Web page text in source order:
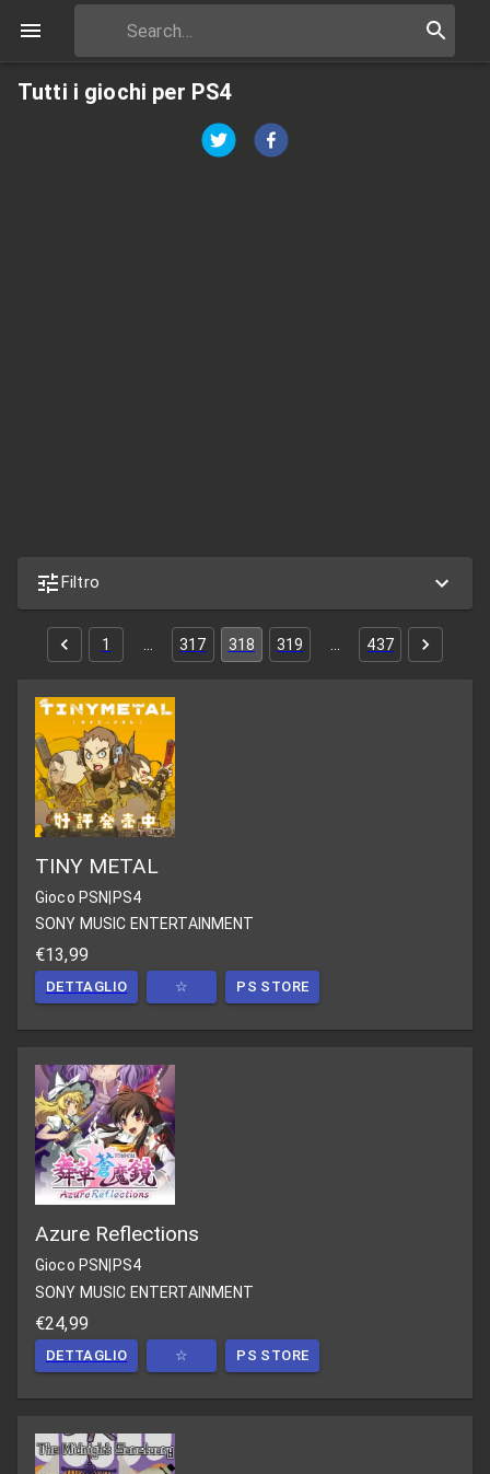
Tutti i giochi per PS4
Filtro
1 317 318 319 437
TINY METAL
Gioco PSN|PS4
SONY MUSIC ENTERTAINMENT
€13,99
DETTAGLIO ☆ PS STORE
Azure Reflections
Gioco PSN PS4
SONY MUSIC ENTERTAINMENT
€24,99
DETTAGLIO ☆ PS STORE